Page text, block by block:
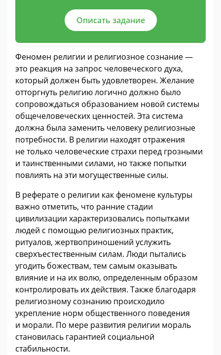
Описать задание
Феномен религии и религиозное сознание —
это реакция на запрос человеческого духа,
который должен быть удовлетворен. Желание
отторгнуть религию логично должно было
сопровождаться образованием новой системы
общечеловеческих ценностей. Эта система
должна была заменить человеку религиозные
потребности. В религии находят отражения
не только человеческие страхи перед грозными
и таинственными силами, но также попытки
повлиять на эти могущественные силы.
В реферате о религии как феномене культуры
важно отметить, что ранние стадии
цивилизации характеризовались попытками
людей с помощью религиозных практик,
ритуалов, жертвоприношений услужить
сверхъестественным силам. Люди пытались
угодить божествам, тем самым оказывать
влияние и на их волю, определенным образом
контролировать их действия. Также благодаря
религиозному сознанию происходило
укрепление норм общественного поведения
и морали. По мере развития религии мораль
становилась гарантией социальной
стабильности.